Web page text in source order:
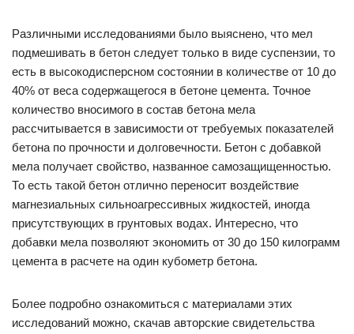
Различными исследованиями было выяснено, что мел
подмешивать в бетон следует только в виде суспензии, то
есть в высокодисперсном состоянии в количестве от 10 до
40% от веса содержащегося в бетоне цемента. Точное
количество вносимого в состав бетона мела
рассчитывается в зависимости от требуемых показателей
бетона по прочности и долговечности. Бетон с добавкой
мела получает свойство, названное самозащищенностью.
То есть такой бетон отлично переносит воздействие
магнезиальных сильноагрессивных жидкостей, иногда
присутствующих в грунтовых водах. Интересно, что
добавки мела позволяют экономить от 30 до 150 килограмм
цемента в расчете на один кубометр бетона.
Более подробно ознакомиться с материалами этих
исследований можно, скачав авторские свидетельства